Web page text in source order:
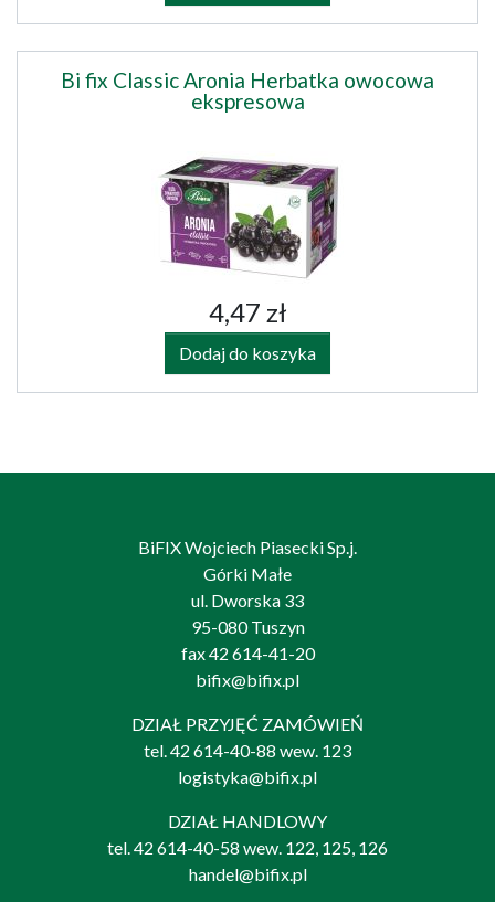
Bi fix Classic Aronia Herbatka owocowa
ekspresowa
4,47 zł
Dodaj do koszyka
BiFIX Wojciech Piasecki Sp.j.
Górki Małe
ul. Dworska 33
95-080 Tuszyn
fax 42 614-41-20
bifix@bifix.pl
DZIAŁ PRZYJĘĆ ZAMÓWIEŃ
tel. 42 614-40-88 wew. 123
logistyka@bifix.pl
DZIAŁ HANDLOWY
tel. 42 614-40-58 wew. 122, 125, 126
handel@bifix.pl